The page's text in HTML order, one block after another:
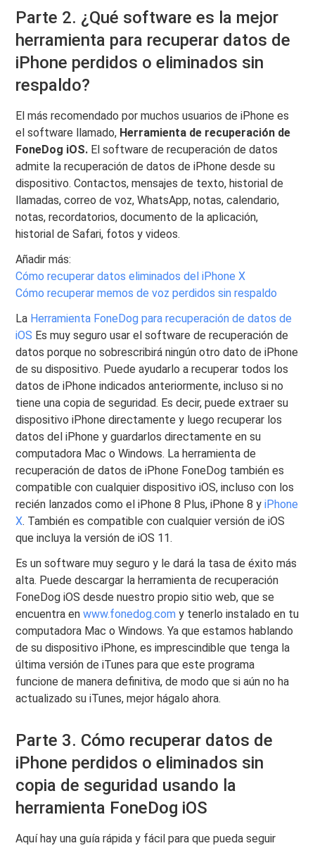
Parte 2. ¿Qué software es la mejor
herramienta para recuperar datos de
iPhone perdidos o eliminados sin
respaldo?
El más recomendado por muchos usuarios de iPhone es
el software llamado, Herramienta de recuperación de
FoneDog iOS. El software de recuperación de datos
admite la recuperación de datos de iPhone desde su
dispositivo. Contactos, mensajes de texto, historial de
llamadas, correo de voz, WhatsApp, notas, calendario,
notas, recordatorios, documento de la aplicación,
historial de Safari, fotos y videos.
Añadir más:
Cómo recuperar datos eliminados del iPhone X
Cómo recuperar memos de voz perdidos sin respaldo
La Herramienta FoneDog para recuperación de datos de
iOS Es muy seguro usar el software de recuperación de
datos porque no sobrescribirá ningún otro dato de iPhone
de su dispositivo. Puede ayudarlo a recuperar todos los
datos de iPhone indicados anteriormente, incluso si no
tiene una copia de seguridad. Es decir, puede extraer su
dispositivo iPhone directamente y luego recuperar los
datos del iPhone y guardarlos directamente en su
computadora Mac o Windows. La herramienta de
recuperación de datos de iPhone FoneDog también es
compatible con cualquier dispositivo iOS, incluso con los
recién lanzados como el iPhone 8 Plus, iPhone 8 yiPhone
X. También es compatible con cualquier versión de iOS
que incluya la versión de iOS 11.
Es un software muy seguro y le dará la tasa de éxito más
alta. Puede descargar la herramienta de recuperación
FoneDog iOS desde nuestro propio sitio web, que se
encuentra enwww.fonedog.com y tenerlo instalado en tu
computadora Mac o Windows. Ya que estamos hablando
de su dispositivo iPhone, es imprescindible que tenga la
última versión de iTunes para que este programa
funcione de manera definitiva, de modo que si aún no ha
actualizado su iTunes, mejor hágalo ahora.
Parte 3. Cómo recuperar datos de
iPhone perdidos o eliminados sin
copia de seguridad usando la
herramienta FoneDog iOS
Aquí hay una guía rápida y fácil para que pueda seguir